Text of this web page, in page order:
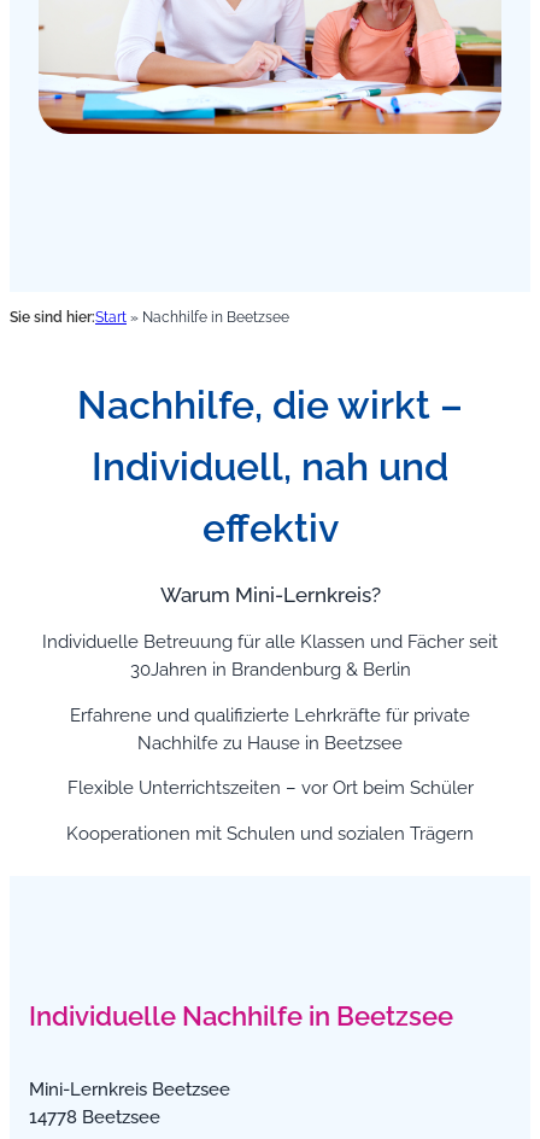
Sie sind hier:Start » Nachhilfe in Beetzsee
Nachhilfe, die wirkt –
Individuell, nah und
effektiv
Warum Mini-Lernkreis?
Individuelle Betreuung für alle Klassen und Fächer seit
30Jahren in Brandenburg & Berlin
Erfahrene und qualifizierte Lehrkräfte für private
Nachhilfe zu Hause in Beetzsee
Flexible Unterrichtszeiten – vor Ort beim Schüler
Kooperationen mit Schulen und sozialen Trägern
Individuelle Nachhilfe in Beetzsee
Mini-Lernkreis Beetzsee
14778 Beetzsee